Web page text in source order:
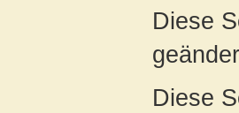
Diese
Diese